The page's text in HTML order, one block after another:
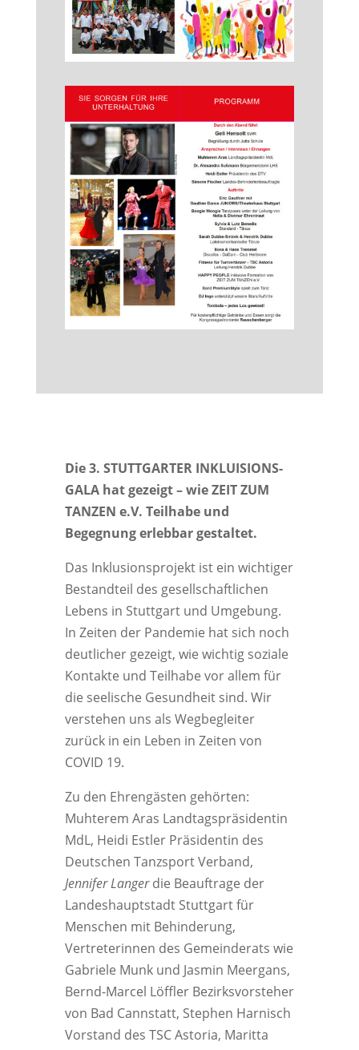
Die 3. STUTTGARTER INKLUISIONS-
GALA hat gezeigt – wie ZEIT ZUM
TANZEN e.V. Teilhabe und
Begegnung erlebbar gestaltet.
Das Inklusionsprojekt ist ein wichtiger
Bestandteil des gesellschaftlichen
Lebens in Stuttgart und Umgebung.
In Zeiten der Pandemie hat sich noch
deutlicher gezeigt, wie wichtig soziale
Kontakte und Teilhabe vor allem für
die seelische Gesundheit sind. Wir
verstehen uns als Wegbegleiter
zurück in ein Leben in Zeiten von
COVID 19.
Zu den Ehrengästen gehörten:
Muhterem Aras Landtagspräsidentin
MdL, Heidi Estler Präsidentin des
Deutschen Tanzsport Verband,
Jennifer Langerdie Beauftrage der
Landeshauptstadt Stuttgart für
Menschen mit Behinderung,
Vertreterinnen des Gemeinderats wie
Gabriele Munk und Jasmin Meergans,
Bernd-Marcel Löffler Bezirksvorsteher
von Bad Cannstatt, Stephen Harnisch
Vorstand des TSC Astoria, Maritta